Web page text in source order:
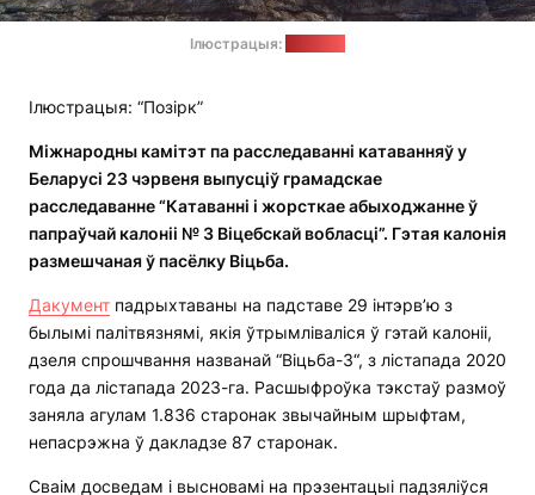
Ілюстрацыя:
Ілюстрацыя: “Позірк”
Міжнародны камітэт па расследаванні катаванняў у
Беларусі 23 чэрвеня выпусціў грамадскае
расследаванне “Катаванні і жорсткае абыходжанне ў
папраўчай калоніі № 3 Віцебскай вобласці”. Гэтая калонія
размешчаная ў пасёлку Віцьба.
Дакумент падрыхтаваны на падставе 29 інтэрв’ю з
былымі палітвязнямі, якія ўтрымліваліся ў гэтай калоніі,
дзеля спрошчвання названай “Віцьба-3“, з лістапада 2020
года да лістапада 2023-га. Расшыфроўка тэкстаў размоў
заняла агулам 1.836 старонак звычайным шрыфтам,
непасрэжна ў дакладзе 87 старонак.
Сваім досведам і высновамі на прэзентацыі падзяліўся